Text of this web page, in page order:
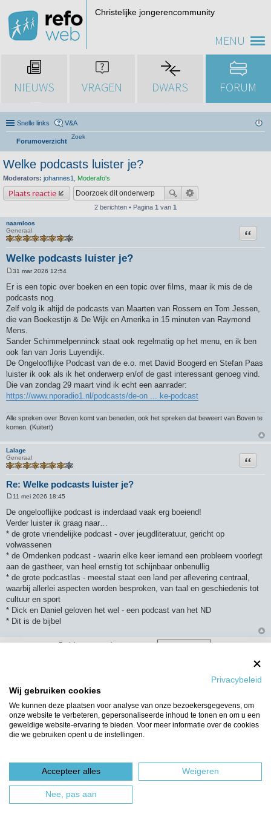
Privacybeleid
Wij gebruiken cookies
We kunnen deze plaatsen voor analyse van onze bezoekersgegevens, om
onze website te verbeteren, gepersonaliseerde inhoud te tonen en om u een
geweldige website-ervaring te bieden. Voor meer informatie over de cookies
die we gebruiken opent u de instellingen.
Accepteer alles Weigeren
Nee, pas aan
MENU
Christelijke jongerencommunity
NIEUWS VRAGEN DWARS FORUM
Snelle links V&A
Forumoverzicht
Zoek
Welke podcasts luister je?
Moderators: johannes1 Moderafo's
Plaats reactie
2 berichten • Pagina 1 van 1
naamloos
Generaal
Welke podcasts luister je?
Citeer
i
h
t
31 mar 2026 12:54
Er is een topic over boeken en een topic over films, maar ik mis de de
podcasts nog.
Zelf volg ik altijd de podcasts van Maarten van Rossem en Tom Jessen,
die van Boekestijn & De Wijk en Amerika in 15 minuten van Raymond
Mens.
Sander Schimmelpenninck staat ook regelmatig op het menu, en ik ben
ook fan van Joris Luyendijk.
De Ongelooflijke Podcast van de e.o. met David Boogerd en Stefan Paas
luister ik ook als ik het onderwerp en/of de gast interessant genoeg vind.
Die van zondag 29 maart vind ik echt een aanrader:
https://www.nporadio1.nl/podcasts/de-on ... ke-podcast
Alle spreken over Boven komt van beneden, ook het spreken dat beweert van Boven te
komen. (Kuitert)
Lalage
Generaal
Re: Welke podcasts luister je?
Citeer
r
i
c
h
t
11 mei 2026 18:45
De ongelooflijke podcast is inderdaad vaak erg boeiend!
Verder luister ik graag naar…
* de grote vriendelijke podcast - over jeugdliteratuur, gericht op
volwassenen
* de Omdenken podcast - waarin elke keer iemand een probleem voorlegt
aan de gastheer, van heel ernstig tot schijnbaar onbenullig
* de grote podcastlas - meestal staat een land per aflevering centraal,
waarbij allerlei aspecten worden besproken, van taal en geschiedenis tot
cultuur en sport
* Dick en Daniel geloven het wel - een podcast van het ND
* Dit is de bijbel
Berichten van vorige weergeven:
Plaats reactie
2 berichten • Pagina1van1
Gebruikers op dit forum: Geen geregistreerde gebruikers en 19 gasten
Forumoverzicht
Powered byphpBB® Forum Software © phpBB Limited